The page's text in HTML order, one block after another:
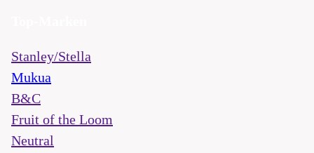
Stanley/Stella
Mukua
B&C
Fruit of the Loom
Neutral